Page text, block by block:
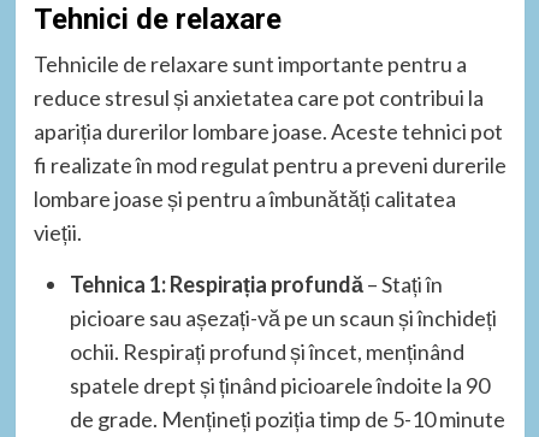
Tehnici de relaxare
Tehnicile de relaxare sunt importante pentru a
reduce stresul și anxietatea care pot contribui la
apariția durerilor lombare joase. Aceste tehnici pot
fi realizate în mod regulat pentru a preveni durerile
lombare joase și pentru a îmbunătăți calitatea
vieții.
Tehnica 1: Respirația profundă– Stați în
picioare sau așezați-vă pe un scaun și închideți
ochii. Respirați profund și încet, menținând
spatele drept și ținând picioarele îndoite la 90
de grade. Mențineți poziția timp de 5-10 minute